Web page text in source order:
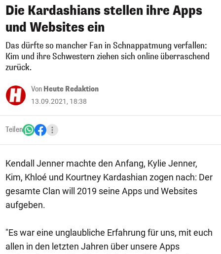
Die Kardashians stellen ihre Apps
und Websites ein
Das dürfte so mancher Fan in Schnappatmung verfallen:
Kim und ihre Schwestern ziehen sich online überraschend
zurück.
Von Heute Redaktion
13.09.2021, 18:38
Teilen
Kendall Jenner machte den Anfang, Kylie Jenner,
Kim, Khloé und Kourtney Kardashian zogen nach: Der
gesamte Clan will 2019 seine Apps und Websites
aufgeben.
"Es war eine unglaubliche Erfahrung für uns, mit euch
allen in den letzten Jahren über unsere Apps